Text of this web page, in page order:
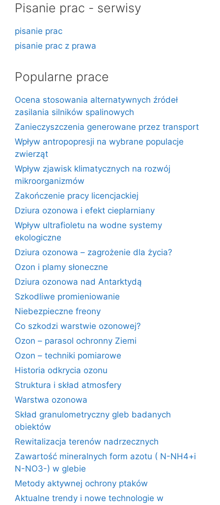
Pisanie prac - serwisy
pisanie prac
pisanie prac z prawa
Popularne prace
Ocena stosowania alternatywnych źródeł
zasilania silników spalinowych
Zanieczyszczenia generowane przez transport
Wpływ antropopresji na wybrane populacje
zwierząt
Wpływ zjawisk klimatycznych na rozwój
mikroorganizmów
Zakończenie pracy licencjackiej
Dziura ozonowa i efekt cieplarniany
Wpływ ultrafioletu na wodne systemy
ekologiczne
Dziura ozonowa – zagrożenie dla życia?
Ozon i plamy słoneczne
Dziura ozonowa nad Antarktydą
Szkodliwe promieniowanie
Niebezpieczne freony
Co szkodzi warstwie ozonowej?
Ozon – parasol ochronny Ziemi
Ozon – techniki pomiarowe
Historia odkrycia ozonu
Struktura i skład atmosfery
Warstwa ozonowa
Skład granulometryczny gleb badanych
obiektów
Rewitalizacja terenów nadrzecznych
Zawartość mineralnych form azotu ( N-NH4+i
N-NO3-) w glebie
Metody aktywnej ochrony ptaków
Aktualne trendy i nowe technologie w